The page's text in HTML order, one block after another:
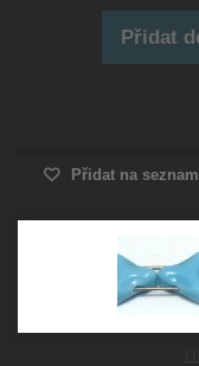
Přidat
Přidat na